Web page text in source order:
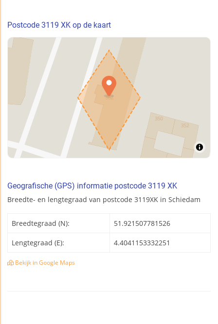
Postcode 3119 XK op de kaart
Geografische (GPS) informatie postcode 3119 XK
Breedte- en lengtegraad van postcode 3119XK in Schiedam
Breedtegraad (N): 51.921507781526
Lengtegraad (E): 4.4041153332251
Bekijk in Google Maps